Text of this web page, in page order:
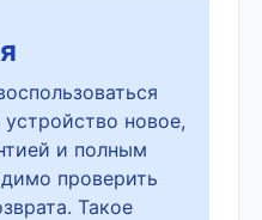
новое,
и полным
проверить
Такое